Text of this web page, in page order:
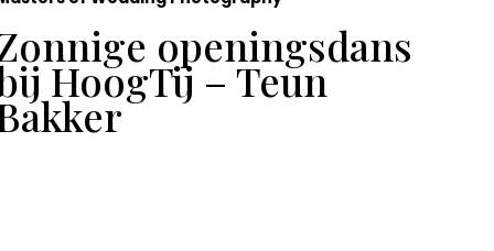
openingsdans
HoogTij – Teun